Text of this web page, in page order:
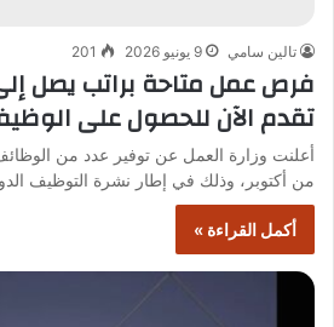
تالين سامي 9 يونيو 2026 201
تقدم الآن للحصول على
أعلنت وزارة العمل عن توفير عدد من
من أكتوبر، وذلك في إطار نشرة التوظيف
أكمل القراءة »